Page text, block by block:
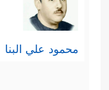
محمود علي البنا